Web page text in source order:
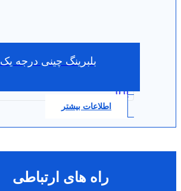
بلبرینگ چینی درجه یک 6002
0.0
اطلاعات بیشتر
راه های ارتباطی